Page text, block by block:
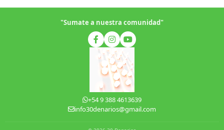
"Sumate a nuestra comunidad"
+54 9 388 4613639
info30denarios@gmail.com